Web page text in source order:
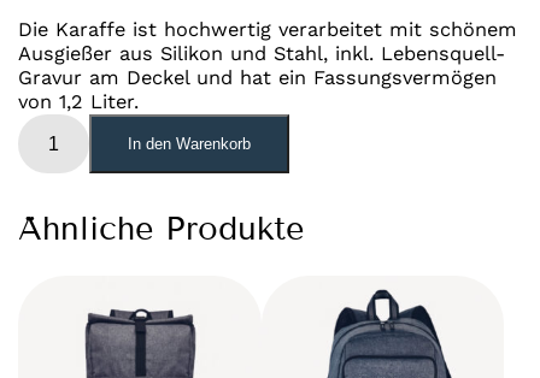
Die Karaffe ist hochwertig verarbeitet mit schönem
Ausgießer aus Silikon und Stahl, inkl. Lebensquell-
Gravur am Deckel und hat ein Fassungsvermögen
von 1,2 Liter.
Lebensquell-
Glaskaraffe
Menge
In den Warenkorb
Ähnliche Produkte